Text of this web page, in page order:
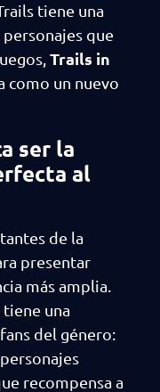
tiene una
que
Trails in
como un nuevo
ser la
al
de la
presentar
más amplia.
tiene una
del género:
recompensa a